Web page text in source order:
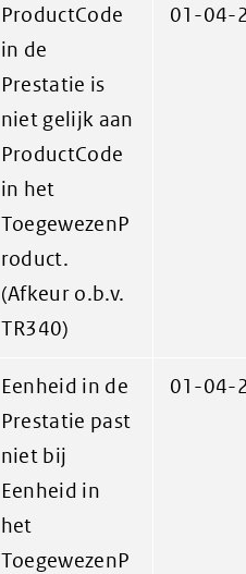
ProductCode
in de
Prestatie is
niet gelijk aan
ProductCode
in het
ToegewezenP
roduct.
(Afkeur o.b.v.
TR340)
01-04-
Eenheid in de
Prestatie past
niet bij
Eenheid in
het
ToegewezenP
01-04-